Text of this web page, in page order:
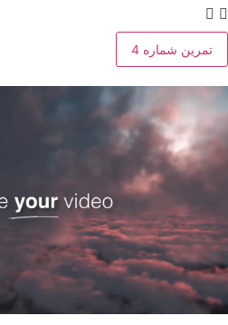
تمرین شماره 4